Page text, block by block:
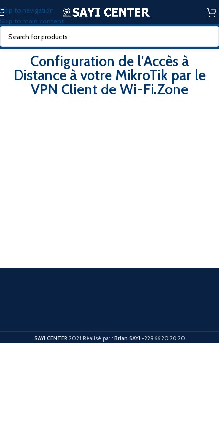
Skip to navigation
Skip to main content
Configuration de l'Accès à
Distance à votre MikroTik par le
VPN Client de Wi-Fi.Zone
SAYI CENTER 2021 Réalisé par : Brian SAYI +229.66.20.20.20